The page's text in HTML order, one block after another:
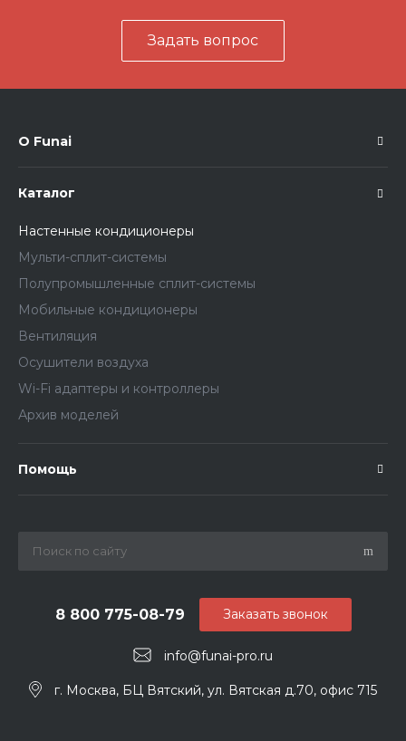
Задать вопрос
О Funai
Каталог
Настенные кондиционеры
Мульти-сплит-системы
Полупромышленные сплит-системы
Мобильные кондиционеры
Вентиляция
Осушители воздуха
Wi-Fi адаптеры и контроллеры
Архив моделей
Помощь
info@funai-pro.ru
8 800 775-08-79
г. Москва, БЦ Вятский, ул. Вятская д.70, офис 715
Заказать звонок